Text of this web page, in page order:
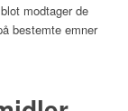
modtager de
bestemte emner